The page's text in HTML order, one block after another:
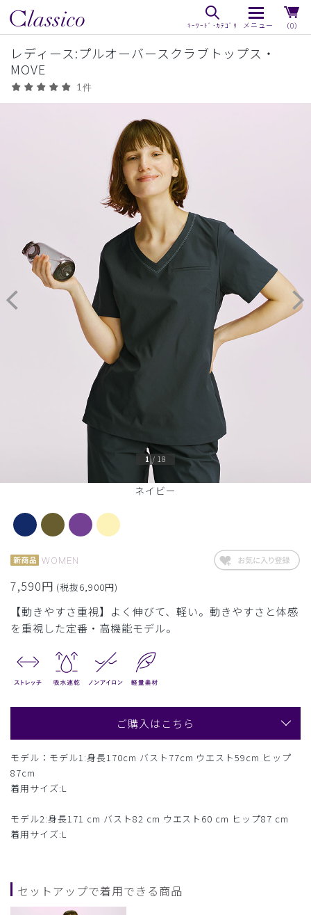
（0）
レディース:プルオーバースクラブトップス・
MOVE
1件
ネイビー
1/ 18
WOMEN
7,590円 (税抜6,900円)
【動きやすさ重視】よく伸びて、軽い。動きやすさと体感
を重視した定番・高機能モデル。
ご購入はこちら
モデル：モデル1:身長170cm バスト77cm ウエスト59cm ヒップ
87cm
着用サイズ:L
モデル2:身長171 cm バスト82 cm ウエスト60 cm ヒップ87 cm
着用サイズ:L
セットアップで着用できる商品